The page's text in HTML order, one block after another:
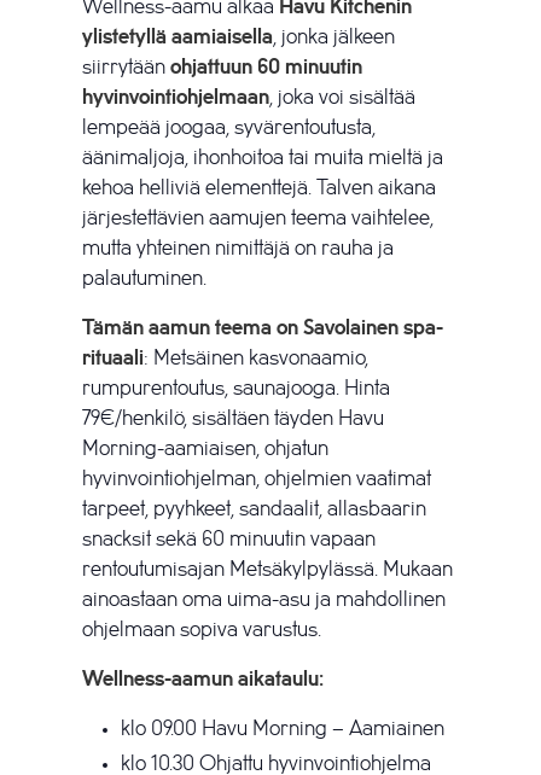
Wellness-aamu alkaa Havu Kitchenin
ylistetyllä aamiaisella , jonka jälkeen
siirrytään ohjattuun 60 minuutin
hyvinvointiohjelmaan , joka voi sisältää
lempeää joogaa, syvärentoutusta,
äänimaljoja, ihonhoitoa tai muita mieltä ja
kehoa helliviä elementtejä. Talven aikana
järjestettävien aamujen teema vaihtelee,
mutta yhteinen nimittäjä on rauha ja
palautuminen.
Tämän aamun teema on Savolainen spa-
rituaali: Metsäinen kasvonaamio,
rumpurentoutus, saunajooga. Hinta
79€/henkilö, sisältäen täyden Havu
Morning-aamiaisen, ohjatun
hyvinvointiohjelman, ohjelmien vaatimat
tarpeet, pyyhkeet, sandaalit, allasbaarin
snacksit sekä 60 minuutin vapaan
rentoutumisajan Metsäkylpylässä. Mukaan
ainoastaan oma uima-asu ja mahdollinen
ohjelmaan sopiva varustus.
Wellness-aamun aikataulu:
klo 09.00 Havu Morning – Aamiainen
klo 10.30 Ohjattu hyvinvointiohjelma